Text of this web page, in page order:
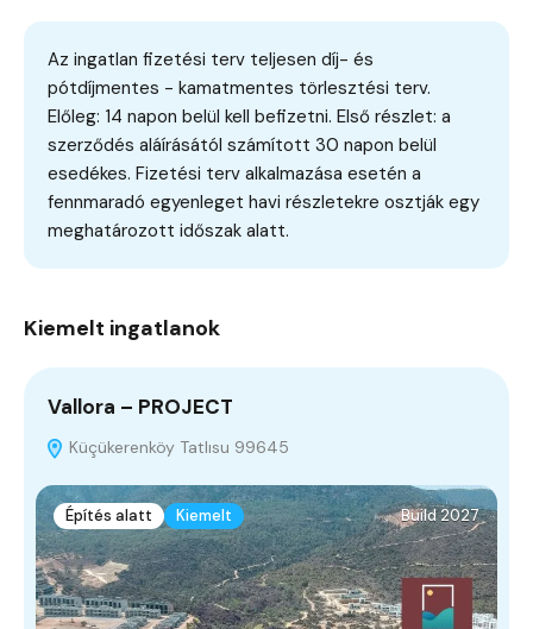
Az ingatlan fizetési terv teljesen díj- és
pótdíjmentes - kamatmentes törlesztési terv.
Előleg: 14 napon belül kell befizetni. Első részlet: a
szerződés aláírásától számított 30 napon belül
esedékes. Fizetési terv alkalmazása esetén a
fennmaradó egyenleget havi részletekre osztják egy
meghatározott időszak alatt.
Kiemelt ingatlanok
Vallora – PROJECT
Küçükerenköy Tatlısu 99645
Építés alatt Kiemelt Build 2027